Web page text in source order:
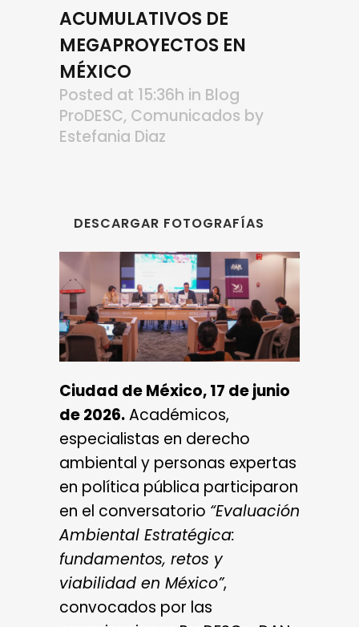
ACUMULATIVOS DE
MEGAPROYECTOS EN
MÉXICO
Posted at 15:36h in Blog
ProDESC, Comunicados by
Estefania Diaz
DESCARGAR FOTOGRAFÍAS
Ciudad de México, 17 de junio
de 2026.Académicos,
especialistas en derecho
ambiental y personas expertas
en política pública participaron
en el conversatorio “Evaluación
Ambiental Estratégica:
fundamentos, retos y
viabilidad en México”,
convocados por las